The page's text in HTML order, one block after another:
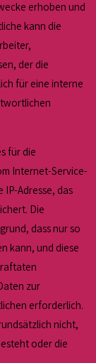
erhoben und
kann die
der die
für eine interne
für die
Internet-Service-
Adresse, das
Die
dass nur so
kann, und diese
zur
erforderlich.
nicht,
oder die